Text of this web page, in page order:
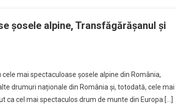
șosele alpine, Transfăgărășanul și
mai spectaculoase șosele alpine din România,
drumuri naționale din România și, totodată, cele mai
ca cel mai spectaculos drum de munte din Europa […]